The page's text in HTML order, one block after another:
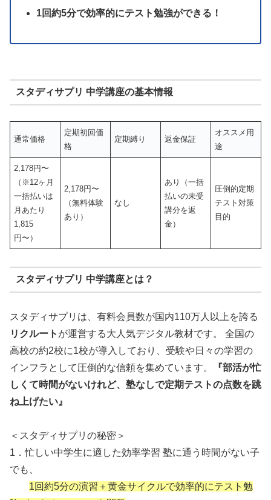
1回約5分で効率的にテスト勉強ができる！
スタディサプリ 中学講座の基本情報
通常価格
定期初回価
格
定期縛り 返金保証
オススメ用
途
2,178円〜
（※12ヶ月
一括払いは
月あたり
1,815
円〜）
2,178円〜
（無料体験
あり）
なし
あり（一括
払いの未受
講分を返
金）
圧倒的定期
テスト対策
目的
スタディサプリ 中学講座とは？
スタディサプリは、有料会員数が国内110万人以上を誇る
リクルート が運営する大人気デジタル教材です。 全国の
高校の約2校に1校が導入しており、受験や日々の学習の
インフラとして圧倒的な信頼を集めています。
『部活が忙
しくて時間がないけれど、塾なしで定期テストの点数を跳
ね上げたい』
＜スタディサプリの秘密＞
1．忙しい中学生に適した効率学習 塾に通う時間がない子
でも、
1回約5分の演習＋黄金サイクルで効率的にテスト勉